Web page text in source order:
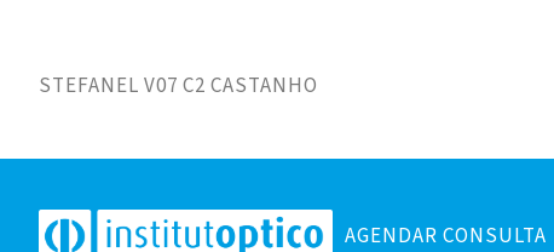
STEFANEL V07 C2 CASTANHO
AGENDAR CONSULTA